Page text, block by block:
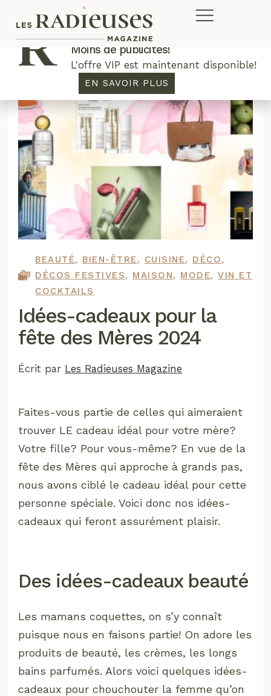
BEAUTÉ, BIEN-ÊTRE, CUISINE, DÉCO,
DÉCOS FESTIVES, MAISON, MODE,VIN ET
COCKTAILS
Idées-cadeaux pour la
fête des Mères 2024
Écrit par Les Radieuses Magazine
Faites-vous partie de celles qui aimeraient
trouver LE cadeau idéal pour votre mère?
Votre fille? Pour vous-même? En vue de la
fête des Mères qui approche à grands pas,
nous avons ciblé le cadeau idéal pour cette
personne spéciale. Voici donc nos idées-
cadeaux qui feront assurément plaisir.
Des idées-cadeaux beauté
Les mamans coquettes, on s’y connaît
puisque nous en faisons partie! On adore les
produits de beauté, les crèmes, les longs
bains parfumés. Alors voici quelques idées-
cadeaux pour chouchouter la femme qu’on
Plus de concours. Plus de rabais.
Moins de publicités!
L'offre VIP est maintenant disponible!
EN SAVOIR PLUS